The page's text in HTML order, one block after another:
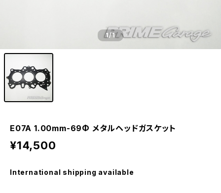
1/1
E07A 1.00mm-69Φ メタルヘッドガスケット
¥14,500
International shipping available